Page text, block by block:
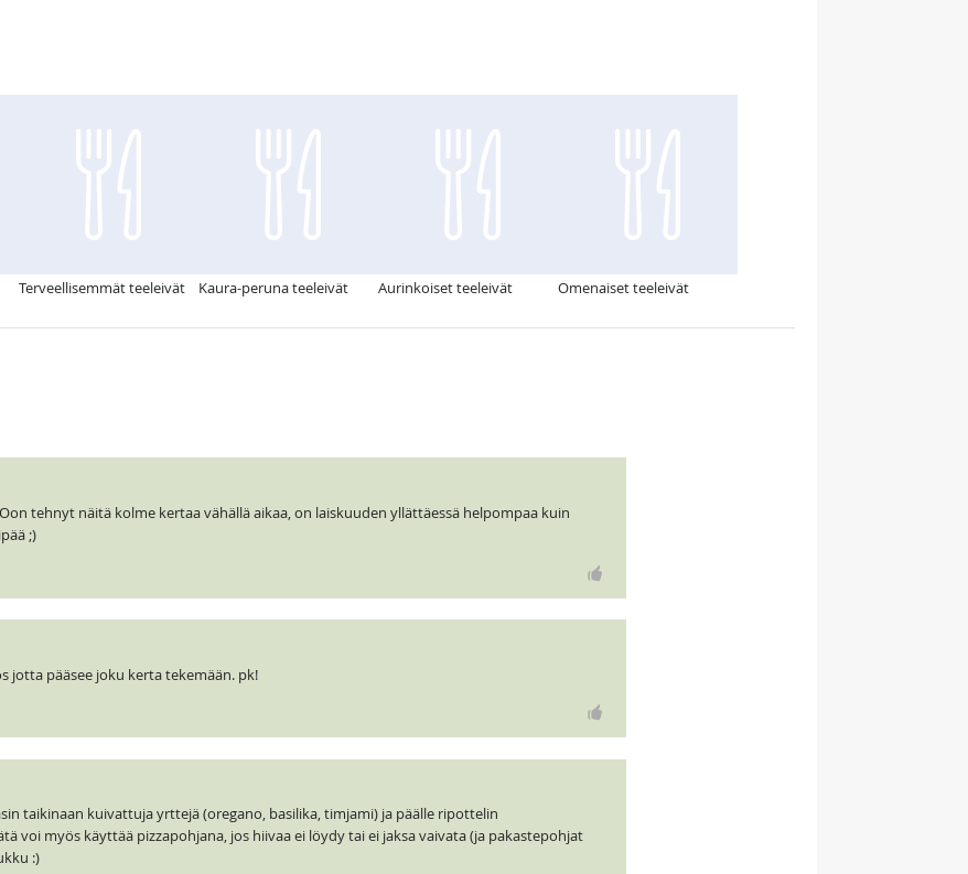
Terveellisemmät teeleivät Kaura-peruna teeleivät Aurinkoiset teeleivät Omenaiset teeleivät
tehnyt näitä kolme kertaa vähällä aikaa, on laiskuuden yllättäessä helpompaa kuin
;)
jotta pääsee joku kerta tekemään. pk!
taikinaan kuivattuja yrttejä (oregano, basilika, timjami) ja päälle ripottelin
voi myös käyttää pizzapohjana, jos hiivaa ei löydy tai ei jaksa vaivata (ja pakastepohjat
:)